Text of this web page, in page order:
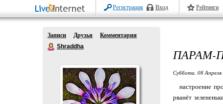
Регистрация Вход Рейтинги
Записи Друзья
Комментарии
Shraddha
ПАРАМ-
Суббота, 08 Апреля
настроение
рванёт